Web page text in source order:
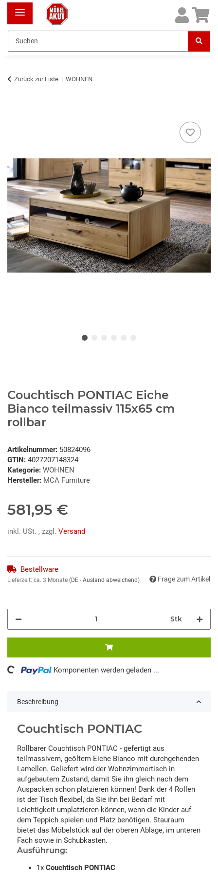
Zurück zur Liste WOHNEN
Couchtisch PONTIAC Eiche
Bianco teilmassiv 115x65 cm
rollbar
Artikelnummer: 50824096
GTIN: 4027207148324
Kategorie: WOHNEN
Hersteller: MCA Furniture
581,95 €
inkl. USt. , zzgl. Versand
Bestellware
Lieferzeit: ca. 3 Monate (DE - Ausland abweichend) Frage zum Artikel
Stk
Komponenten werden geladen ...
Beschreibung
Couchtisch PONTIAC
Rollbarer Couchtisch PONTIAC - gefertigt aus
teilmassivem, geöltem Eiche Bianco mit durchgehenden
Lamellen. Geliefert wird der Wohnzimmertisch in
aufgebautem Zustand, damit Sie ihn gleich nach dem
Auspacken schon platzieren können! Dank der 4 Rollen
ist der Tisch flexibel, da Sie ihn bei Bedarf mit
Leichtigkeit umplatzieren können, wenn die Kinder auf
dem Teppich spielen und Platz benötigen. Stauraum
bietet das Möbelstück auf der oberen Ablage, im unteren
Fach sowie in Schubkasten.
Ausführung:
1x Couchtisch PONTIAC